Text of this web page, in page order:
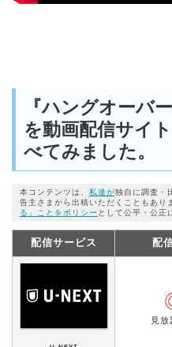
『ハングオーバ
を動画配信サイ
べてみました。
本コンテンツは、 私達が独自に調査・
告主さまから出稿いただくこともあり
る」ことをポリシー として公平・公正
配信サービス 配
見放